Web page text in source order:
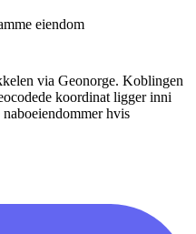
eiendom
via Geonorge. Koblingen
koordinat ligger inni
hvis